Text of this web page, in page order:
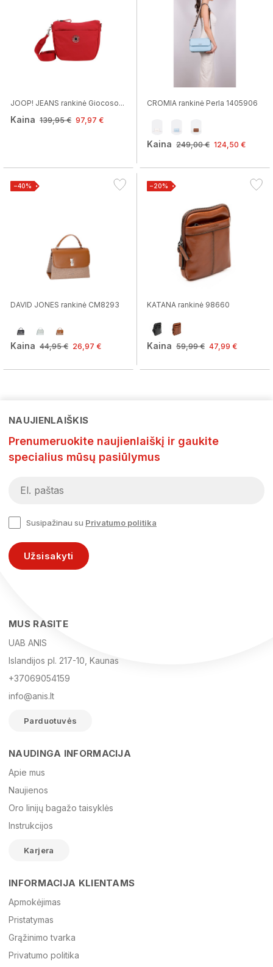
JOOP! JEANS rankinė Giocoso...
Kaina 139,95 € 97,97 €
CROMIA rankinė Perla 1405906
Kaina 249,00 € 124,50 €
−40%
DAVID JONES rankinė CM8293
Kaina 44,95 € 26,97 €
−20%
KATANA rankinė 98660
Kaina 59,99 € 47,99 €
El. paštas
Žinutė
NAUJIENLAIŠKIS
Prenumeruokite naujienlaiškį ir gaukite
specialius mūsų pasiūlymus
Susipažinau su Privatumo politika
Užsisakyti
MUS RASITE
UAB ANIS
Islandijos pl. 217-10, Kaunas
+37069054159
info@anis.lt
Parduotuvės
NAUDINGA INFORMACIJA
Apie mus
Naujienos
Oro linijų bagažo taisyklės
Instrukcijos
Karjera
INFORMACIJA KLIENTAMS
Apmokėjimas
Pristatymas
Grąžinimo tvarka
Privatumo politika